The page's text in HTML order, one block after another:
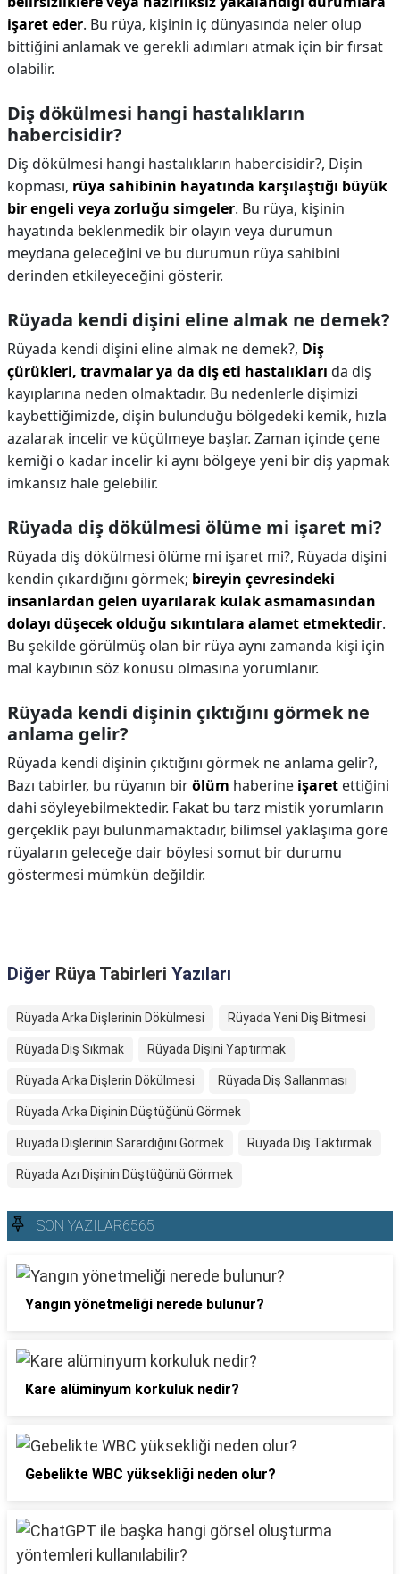
işaret eder. Bu rüya, kişinin iç dünyasında neler olup
bittiğini anlamak ve gerekli adımları atmak için bir fırsat
olabilir.
Diş dökülmesi hangi hastalıkların
habercisidir?
Diş dökülmesi hangi hastalıkların habercisidir?, Dişin
kopması, rüya sahibinin hayatında karşılaştığı büyük
bir engeli veya zorluğu simgeler. Bu rüya, kişinin
hayatında beklenmedik bir olayın veya durumun
meydana geleceğini ve bu durumun rüya sahibini
derinden etkileyeceğini gösterir.
Rüyada kendi dişini eline almak ne demek?
Rüyada kendi dişini eline almak ne demek?, Diş
çürükleri, travmalar ya da diş eti hastalıkları da diş
kayıplarına neden olmaktadır. Bu nedenlerle dişimizi
kaybettiğimizde, dişin bulunduğu bölgedeki kemik, hızla
azalarak incelir ve küçülmeye başlar. Zaman içinde çene
kemiği o kadar incelir ki aynı bölgeye yeni bir diş yapmak
imkansız hale gelebilir.
Rüyada diş dökülmesi ölüme mi işaret mi?
Rüyada diş dökülmesi ölüme mi işaret mi?, Rüyada dişini
kendin çıkardığını görmek; bireyin çevresindeki
insanlardan gelen uyarılarak kulak asmamasından
dolayı düşecek olduğu sıkıntılara alamet etmektedir.
Bu şekilde görülmüş olan bir rüya aynı zamanda kişi için
mal kaybının söz konusu olmasına yorumlanır.
Rüyada kendi dişinin çıktığını görmek ne
anlama gelir?
Rüyada kendi dişinin çıktığını görmek ne anlama gelir?,
Bazı tabirler, bu rüyanın birölüm haberine işaret ettiğini
dahi söyleyebilmektedir. Fakat bu tarz mistik yorumların
gerçeklik payı bulunmamaktadır, bilimsel yaklaşıma göre
rüyaların geleceğe dair böylesi somut bir durumu
göstermesi mümkün değildir.
Diğer Rüya Tabirleri Yazıları
Rüyada Arka Dişlerinin Dökülmesi Rüyada Yeni Diş Bitmesi
Rüyada Diş Sıkmak Rüyada Dişini Yaptırmak
Rüyada Arka Dişlerin Dökülmesi Rüyada Diş Sallanması
Rüyada Arka Dişinin Düştüğünü Görmek
Rüyada Dişlerinin Sarardığını Görmek Rüyada Diş Taktırmak
Rüyada Azı Dişinin Düştüğünü Görmek
SON YAZILAR6565
Yangın yönetmeliği nerede bulunur?
Kare alüminyum korkuluk nedir?
Gebelikte WBC yüksekliği neden olur?